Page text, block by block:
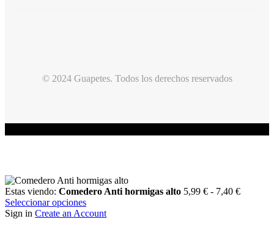
© 2024 Guapetes. Todos los derechos reservados
Estas viendo: Comedero Anti hormigas alto 5,99 € - 7,40 €
Seleccionar opciones
Sign in Create an Account